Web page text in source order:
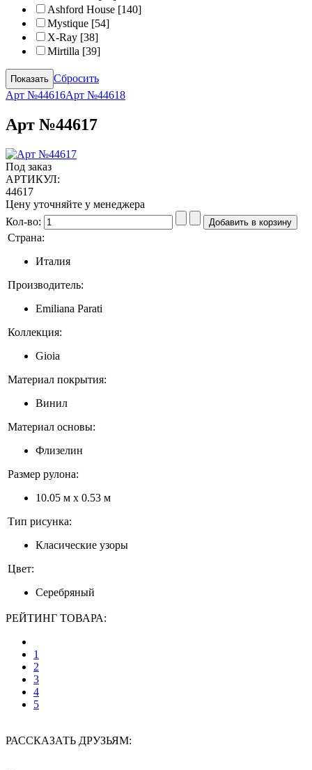
Ashford House [140]
Mystique [54]
X-Ray [38]
Mirtilla [39]
Сбросить
Арт №44616Арт №44618
Арт №44617
Под заказ
АРТИКУЛ:
44617
Цену уточняйте у менеджера
Кол-во:
Страна:
Италия
Производитель:
Emiliana Parati
Коллекция:
Gioia
Материал покрытия:
Винил
Материал основы:
Флизелин
Размер рулона:
10.05 м x 0.53 м
Тип рисунка:
Класические узоры
Цвет:
Серебряный
РЕЙТИНГ ТОВАРА:
1
2
3
4
5
РАССКАЗАТЬ ДРУЗЬЯМ: